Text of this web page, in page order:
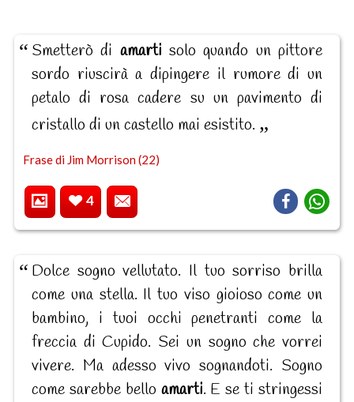
Smetterò di amarti solo quando un pittore
sordo riuscirà a dipingere il rumore di un
petalo di rosa cadere su un pavimento di
cristallo di un castello mai esistito.
Frase di Jim Morrison (22)
4
Dolce sogno vellutato. Il tuo sorriso brilla
come una stella. Il tuo viso gioioso come un
bambino, i tuoi occhi penetranti come la
freccia di Cupido. Sei un sogno che vorrei
vivere. Ma adesso vivo sognandoti. Sogno
come sarebbe bello amarti. E se ti stringessi